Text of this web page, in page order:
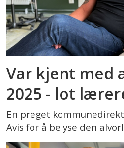
Var kjent med
2025 - lot
En preget
Avis for å belyse den